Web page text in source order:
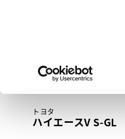
トヨタ認
トヨタ
ハイエースV S-GL